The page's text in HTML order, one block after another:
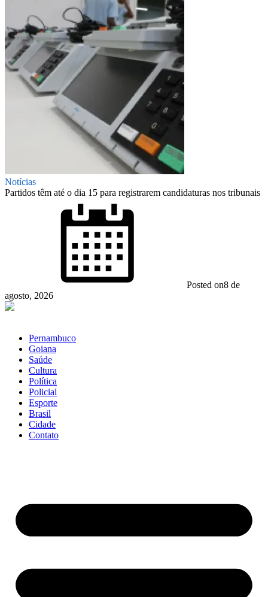
Notícias
Partidos têm até o dia 15 para registrarem candidaturas nos tribunais
Posted on8 de
agosto, 2026
Pernambuco
Goiana
Saúde
Cultura
Política
Policial
Esporte
Brasil
Cidade
Contato